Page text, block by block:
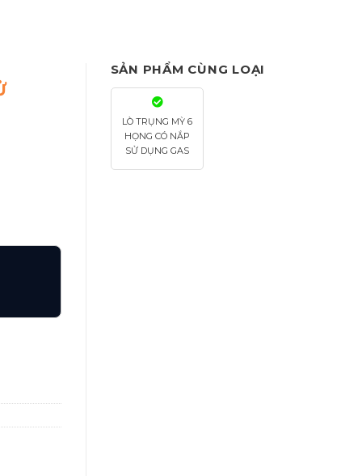
SẢN PHẨM CÙNG LOẠI
LÒ TRỤNG MỲ 6
HỌNG CÓ NẮP
SỬ DỤNG GAS